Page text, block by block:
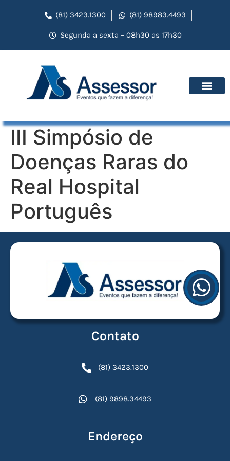
(81) 3423.1300 (81) 98983.4493
Segunda a sexta – 08h30 as 17h30
III Simpósio de
Doenças Raras do
Real Hospital
Português
Contato
(81) 3423.1300
(81) 9898.34493
Endereço